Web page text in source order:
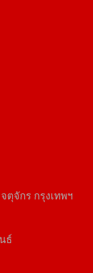
ตุจักร​ กรุงเทพฯ
ธ์